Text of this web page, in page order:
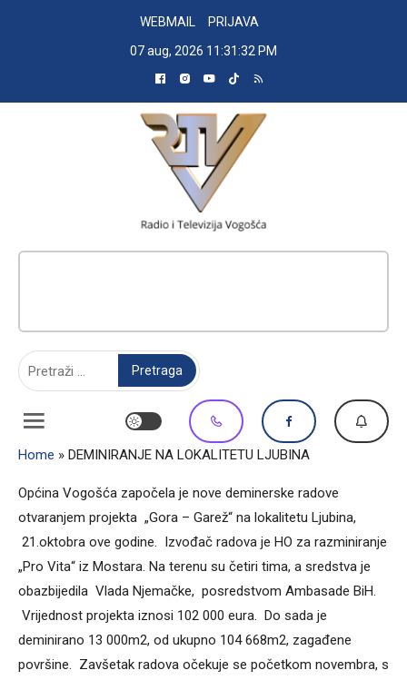
WEBMAIL
PRIJAVA
07 aug, 2026 11:31:33 PM
Home » DEMINIRANJE NA LOKALITETU LJUBINA
Općina Vogošća započela je nove deminerske radove
otvaranjem projekta „Gora – Garež“ na lokalitetu Ljubina,
21.oktobra ove godine. Izvođač radova je HO za razminiranje
„Pro Vita“ iz Mostara. Na terenu su četiri tima, a sredstva je
obazbijedila Vlada Njemačke, posredstvom Ambasade BiH.
Vrijednost projekta iznosi 102 000 eura. Do sada je
deminirano 13 000m2, od ukupno 104 668m2, zagađene
površine. Zavšetak radova očekuje se početkom novembra, s